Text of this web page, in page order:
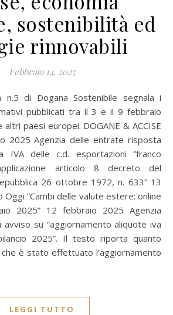
sostenibilità ed
rinnovabili
Febbraio 14, 2025
pubblicati tra il 3 e il 9 febbraio
paesi europei. DOGANE & ACCISE
2025 Agenzia delle entrate risposta
IVA delle c.d. esportazioni ”franco
articolo 8 decreto del
26 ottobre 1972, n. 633” 13
“Cambi delle valute estere: online
2025” 12 febbraio 2025 Agenzia
su “aggiornamento aliquote iva
2025”. Il testo riporta quanto
che è stato effettuato l’aggiornamento
LEGGI TUTTO